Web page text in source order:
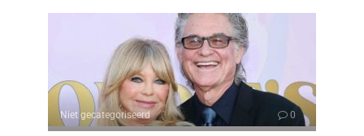
Niet gecategoriseerd 0